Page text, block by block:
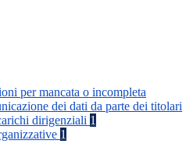
per mancata o incompleta
dei dati da parte dei titolari
dirigenziali 1
1